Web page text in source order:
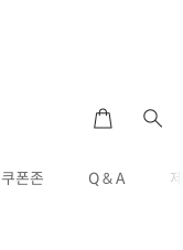
쿠폰존 Q & A